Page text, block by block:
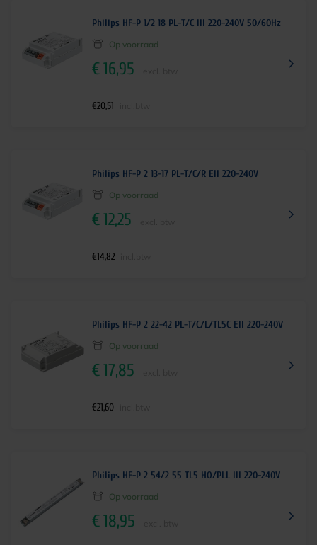
Philips HF-P 1/2 18 PL-T/C III 220-240V 50/60Hz
Op voorraad
€16,95
€20,51
Philips HF-P 2 13-17 PL-T/C/R EII 220-240V
Op voorraad
€12,25
€14,82
Philips HF-P 2 22-42 PL-T/C/L/TL5C EII 220-240V
Op voorraad
€17,85
€21,60
Philips HF-P 2 54/2 55 TL5 HO/PLL III 220-240V
Op voorraad
€18,95